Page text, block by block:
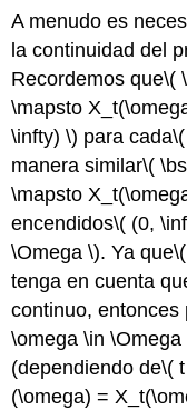
A menudo es
la continuidad del
Recordemos que\(
\mapsto
\infty) \) para cada
manera similar\(
\mapsto
encendidos\( (0,
\Omega \). Ya que
tenga en cuenta
continuo, entonces
\omega \in \Omega
(dependiendo de\(
(\omega) =